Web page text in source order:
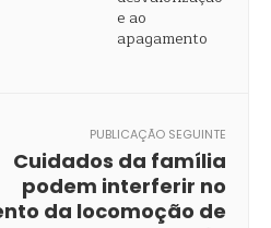
PUBLICAÇÃO SEGUINTE
Cuidados da família
podem interferir no
da locomoção de